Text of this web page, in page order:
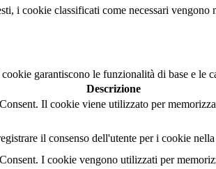
i cookie classificati come necessari
garantiscono le funzionalità di base e le
Descrizione
Il cookie viene utilizzato per
il consenso dell'utente per i cookie
I cookie vengono utilizzati per